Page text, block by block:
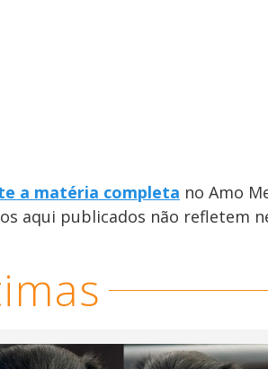
a matéria completa no Amo
aqui publicados não refletem